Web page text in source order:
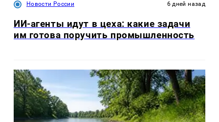
Новости России 6 дней назад
ИИ-агенты идут в цеха: какие задачи
им готова поручить промышленность